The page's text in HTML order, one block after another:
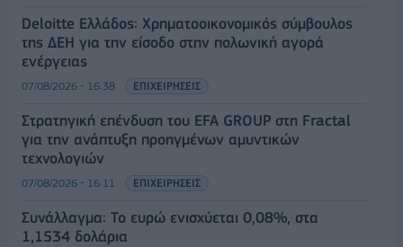
Deloitte Ελλάδος: Χρηματοοικονομικός σύμβουλος
της ΔΕΗ για την είσοδο στην πολωνική αγορά
ενέργειας
07/08/2026 - 16:38 ΕΠΙΧΕΙΡΗΣΕΙΣ
Στρατηγική επένδυση του EFA GROUP στη Fractal
για την ανάπτυξη προηγμένων αμυντικών
τεχνολογιών
07/08/2026 - 16:11 ΕΠΙΧΕΙΡΗΣΕΙΣ
Συνάλλαγμα: Το ευρώ ενισχύεται 0,08%, στα
1,1534 δολάρια